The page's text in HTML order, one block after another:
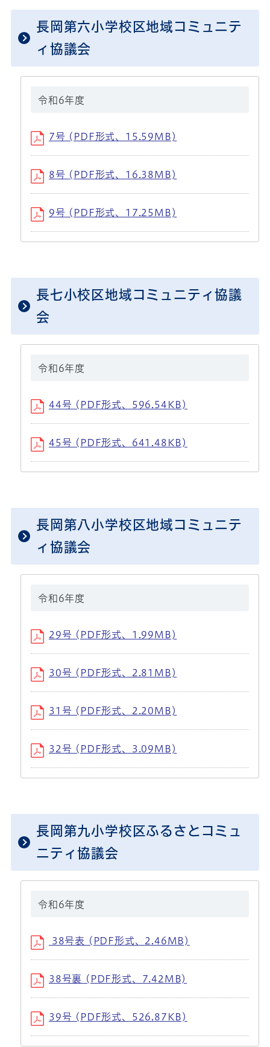
長岡第六小学校区地域コミュニテ
ィ協議会
令和6年度
7号 (PDF形式、15.59MB)
8号 (PDF形式、16.38MB)
9号 (PDF形式、17.25MB)
長七小校区地域コミュニティ協議
会
令和6年度
44号 (PDF形式、596.54KB)
45号 (PDF形式、641.48KB)
長岡第八小学校区地域コミュニテ
ィ協議会
令和6年度
29号 (PDF形式、1.99MB)
30号 (PDF形式、2.81MB)
31号 (PDF形式、2.20MB)
32号 (PDF形式、3.09MB)
長岡第九小学校区ふるさとコミュ
ニティ協議会
令和6年度
38号表 (PDF形式、2.46MB)
38号裏 (PDF形式、7.42MB)
39号 (PDF形式、526.87KB)